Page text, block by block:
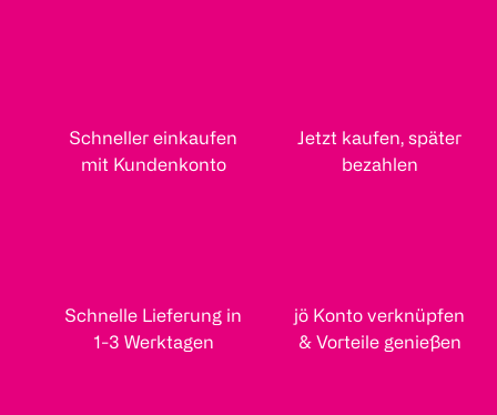
Schneller einkaufen
mit Kundenkonto
Jetzt kaufen, später
bezahlen
Schnelle Lieferung in
1-3 Werktagen
jö Konto verknüpfen
& Vorteile genießen